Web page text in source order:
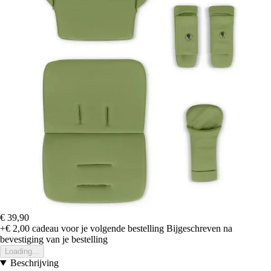
€ 39,90
+€ 2,00 cadeau voor je volgende bestelling Bijgeschreven na
bevestiging van je bestelling
Loading...
Beschrijving